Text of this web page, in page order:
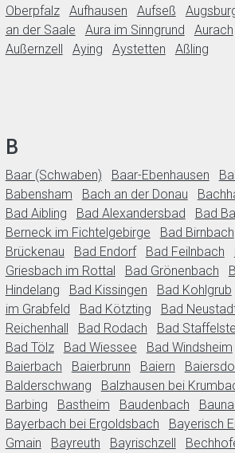
Oberpfalz
Aufhausen Aufseß
an der Saale
Aura im Sinngrund Aurach
Außernzell
Aying Aystetten Aßling
B
Baar (Schwaben) Baar-Ebenhausen
Babensham
Bach an der Donau
Bad Aibling
Bad Alexandersbad Bad
Berneck im Fichtelgebirge
Bad Birnbach
Brückenau
Bad Endorf Bad Feilnbach
Griesbach im Rottal
Bad Grönenbach
Hindelang
Bad Kissingen Bad Kohlgrub
im Grabfeld
Bad Kötzting Bad
Reichenhall
Bad Rodach Bad
Bad Tölz
Bad Wiessee Bad Windsheim
Baierbach
Baierbrunn Baiern
Balderschwang
Balzhausen bei
Barbing
Bastheim Baudenbach
Bayerbach bei Ergoldsbach
Bayerisch
Gmain
Bayreuth Bayrischzell